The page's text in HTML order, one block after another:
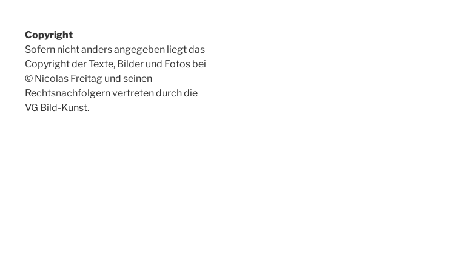
Copyright
Sofern nicht anders angegeben liegt das
Copyright der Texte, Bilder und Fotos bei
© Nicolas Freitag und seinen
Rechtsnachfolgern vertreten durch die
VG Bild-Kunst.